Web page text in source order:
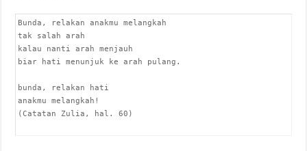
Bunda, relakan anakmu melangkah
tak salah arah
kalau nanti arah menjauh
biar hati menunjuk ke arah pulang.
bunda, relakan hati
anakmu melangkah!
(Catatan Zulia, hal. 60)